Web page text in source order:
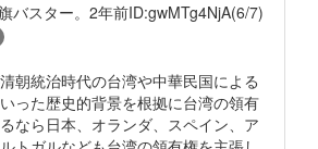
バスター。 2年前ID:gwMTg4NjA(6/7)
朝統治時代の台湾や中華民国による
った歴史的背景を根拠に台湾の領有
なら日本、オランダ、スペイン、ア